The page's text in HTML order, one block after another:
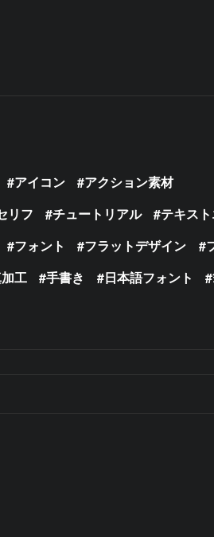
アイコン
アクション素材
リフ チュートリアル
テキス
フォント フラットデザイン
工 手書き 日本語フォント